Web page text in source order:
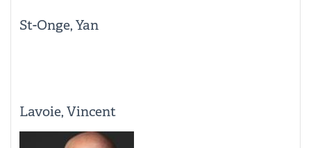
St-Onge, Yan
Lavoie, Vincent